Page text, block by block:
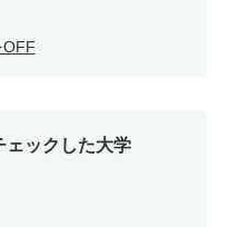
OFF
ェックした大学